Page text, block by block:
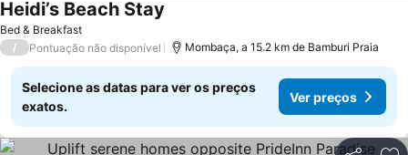
Bed & Breakfast
Heidi’s Beach Stay
/ Pontuação não disponível Mombaça, a 15.2 km de Bamburi Praia
Selecione as datas para ver os preços
exatos.
Ver preços